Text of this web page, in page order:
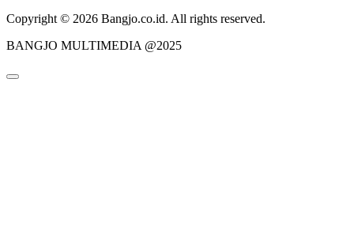
Copyright © 2026 Bangjo.co.id. All rights reserved.
BANGJO MULTIMEDIA @2025